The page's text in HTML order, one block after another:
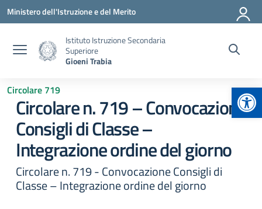
Vai ai contenuti
Vai al menu di navigazione
Vai al footer
Ministero dell'Istruzione e del Merito
Istituto Istruzione Secondaria
Superiore
Gioeni Trabia
Circolare 719
Circolare n. 719 – Convocazione
Consigli di Classe –
Integrazione ordine del giorno
Circolare n. 719 - Convocazione Consigli di
Classe – Integrazione ordine del giorno